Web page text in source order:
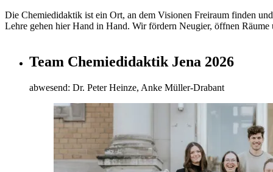
Die Chemiedidaktik ist ein Ort, an dem Visionen Freiraum finden
Lehre gehen hier Hand in Hand. Wir fördern Neugier, öffnen
Team Chemiedidaktik Jena 2026
abwesend: Dr. Peter Heinze, Anke Müller-Drabant